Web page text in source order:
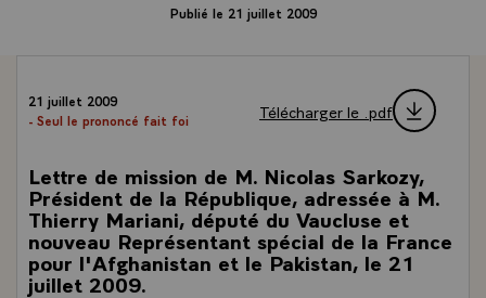
Publié le 21 juillet 2009
21 juillet 2009
- Seul le prononcé fait foi
Télécharger le .pdf
Lettre de mission de M. Nicolas Sarkozy,
Président de la République, adressée à M.
Thierry Mariani, député du Vaucluse et
nouveau Représentant spécial de la France
pour l'Afghanistan et le Pakistan, le 21
juillet 2009.